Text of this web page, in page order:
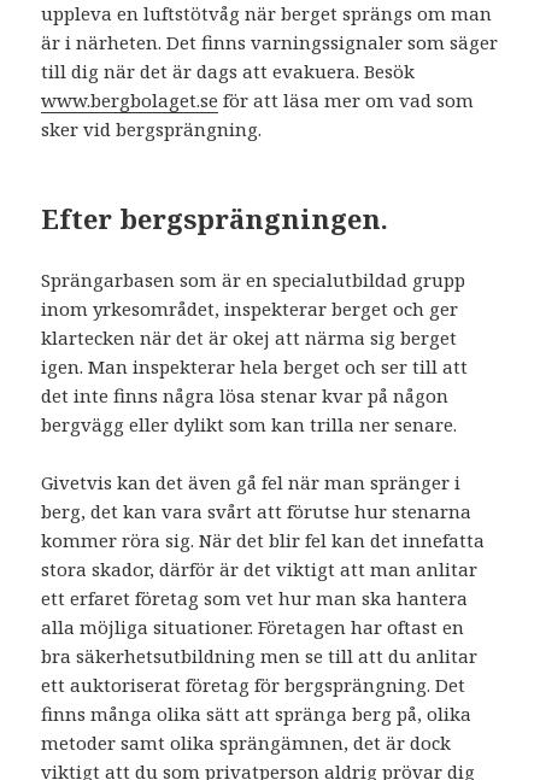
uppleva en luftstötvåg när berget sprängs om man
är i närheten. Det finns varningssignaler som säger
till dig när det är dags att evakuera. Besök
www.bergbolaget.se för att läsa mer om vad som
sker vid bergsprängning.
Efter bergsprängningen.
Sprängarbasen som är en specialutbildad grupp
inom yrkesområdet, inspekterar berget och ger
klartecken när det är okej att närma sig berget
igen. Man inspekterar hela berget och ser till att
det inte finns några lösa stenar kvar på någon
bergvägg eller dylikt som kan trilla ner senare.
Givetvis kan det även gå fel när man spränger i
berg, det kan vara svårt att förutse hur stenarna
kommer röra sig. När det blir fel kan det innefatta
stora skador, därför är det viktigt att man anlitar
ett erfaret företag som vet hur man ska hantera
alla möjliga situationer. Företagen har oftast en
bra säkerhetsutbildning men se till att du anlitar
ett auktoriserat företag för bergsprängning. Det
finns många olika sätt att spränga berg på, olika
metoder samt olika sprängämnen, det är dock
viktigt att du som privatperson aldrig prövar dig